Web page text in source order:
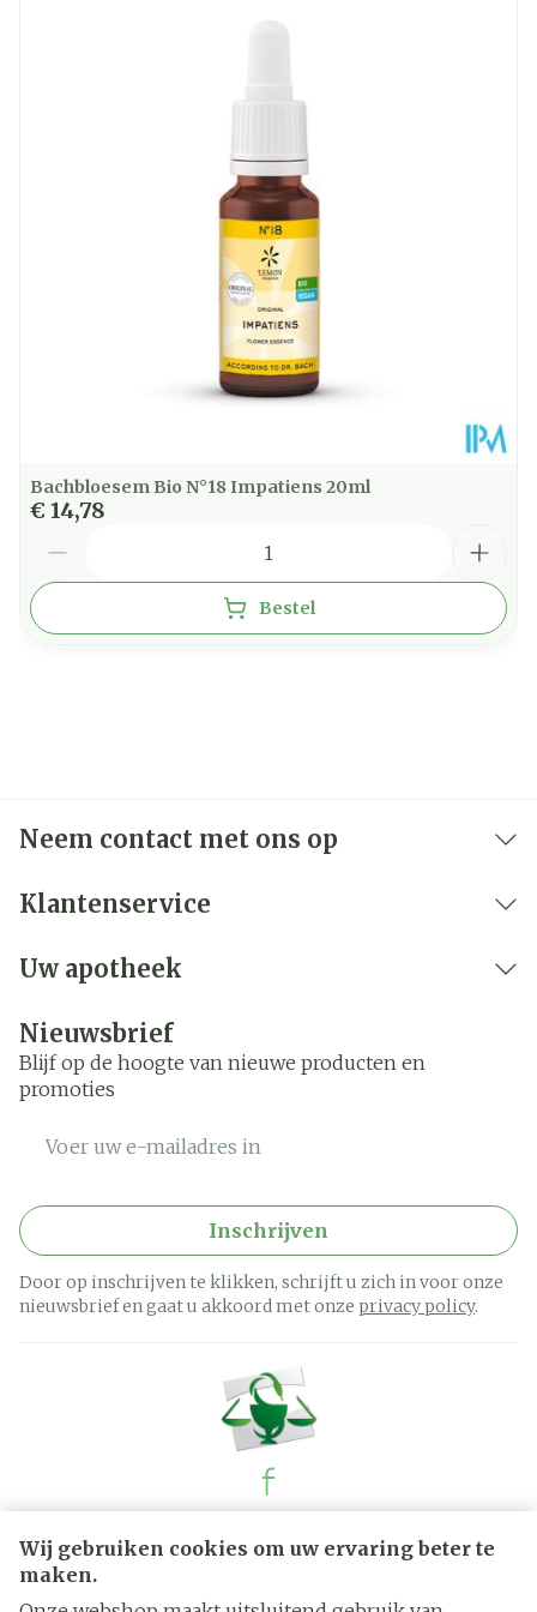
Wij gebruiken cookies om uw ervaring beter te
maken.
95 mm
1 stuk
Dieetbeperkingen Bio
Kamertemperatuur
(15°C - 25°C)
Bachbloesem Bio N°18 Impatiens 20ml
€ 14,78
Bestel
Neem contact met ons op
Klantenservice
Uw apotheek
Nieuwsbrief
Blijf op de hoogte van nieuwe producten en
promoties
Inschrijven
Door op inschrijven te klikken, schrijft u zich in voor onze
nieuwsbrief en gaat u akkoord met onze privacy policy.
Juridische links